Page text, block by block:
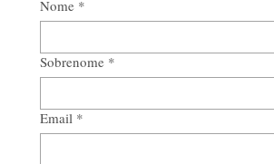
Nome *
Sobrenome *
Email *